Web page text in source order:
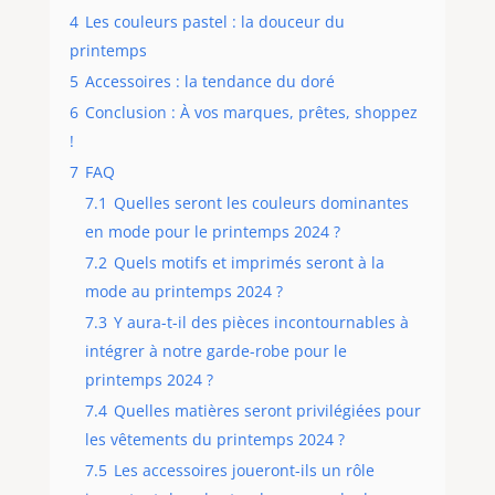
4 Les couleurs pastel : la douceur du
printemps
5 Accessoires : la tendance du doré
6 Conclusion : À vos marques, prêtes, shoppez
!
7 FAQ
7.1 Quelles seront les couleurs dominantes
en mode pour le printemps 2024 ?
7.2 Quels motifs et imprimés seront à la
mode au printemps 2024 ?
7.3 Y aura-t-il des pièces incontournables à
intégrer à notre garde-robe pour le
printemps 2024 ?
7.4 Quelles matières seront privilégiées pour
les vêtements du printemps 2024 ?
7.5 Les accessoires joueront-ils un rôle